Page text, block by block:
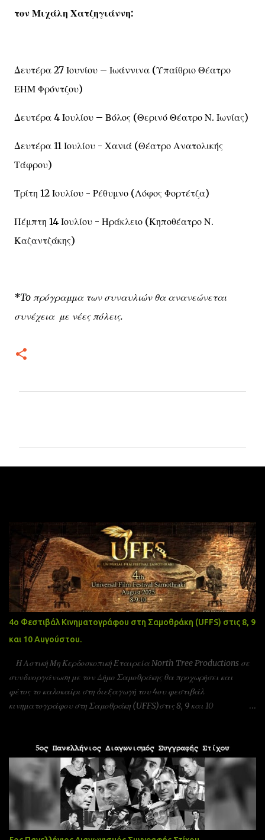
τον Μιχάλη Χατζηγιάννη:
Δευτέρα 27 Ιουνίου – Ιωάννινα (Υπαίθριο Θέατρο
ΕΗΜ Φρόντζου)
Δευτέρα 4 Ιουλίου – Βόλος (Θερινό Θέατρο Ν. Ιωνίας)
Δευτέρα 11 Ιουλίου - Χανιά (Θέατρο Ανατολικής
Τάφρου)
Τρίτη 12 Ιουλίου - Ρέθυμνο (Λόφος Φορτέτζα)
Πέμπτη 14 Ιουλίου - Ηράκλειο (Κηποθέατρο Ν.
Καζαντζάκης)
*To πρόγραμμα των συναυλιών θα ανανεώνεται
συνέχεια με νέες πόλεις.
4ο Φεστιβάλ Κινηματογράφου στη Σαμοθράκη (UFFS) στις 8, 9
και 10 Αυγούστου.
Η Αστική Μη Κερδοσκοπική Εταιρεία North Tree Productions σε
συνδυοργάνωση με τον Δήμο Σαμοθράκης θα προχωρήσει και
φέτος το καλοκαίρι στη διεξαγωγή του 4ου φεστιβάλ
κινηματογράφου στη Σαμοθράκη (UFFS)στις 8, 9 και 10
πρεσβίας Τσεχίας όπως επίσης και υπο την Αιγίδα της Unesco
Πειραιώς και νήσων και της Action Art καθώς και της Εταιρεία
Ελλήνων Σκηνοθετών και της Ένωσης Σεναριογράφων Ελλάδας. Το
παγκόσμιο φεστιβάλ ταινιών μικρού μήκους Σαμοθράκης είναι
ένα νέο φεστιβάλ που λαμβάνει χώρα κάθε καλοκαίρι στο νησί
της Σαμοθράκης για 3 ημέρες. Το φεστιβάλ στοχεύει στην προώθηση
του πολιτισμού και των νέων καλλιτεχνών στην Ελλάδα αλλά και